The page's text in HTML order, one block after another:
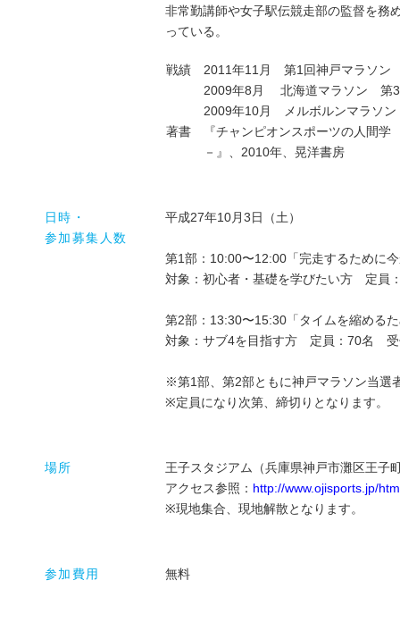
非常勤講師や女子駅伝競走部の監督を務
っている。
戦績
2011年11月 第1回神戸マラソン
2009年8月 北海道マラソン 第3
2009年10月 メルボルンマラソ
著書
『チャンピオンスポーツの人間
－』、2010年、晃洋書房
日時・
参加募集人数
平成27年10月3日（土）
第1部：10:00〜12:00「完走するために
対象：初心者・基礎を学びたい方 定員
第2部：13:30〜15:30「タイムを縮める
対象：サブ4を目指す方 定員：70名 受
※第1部、第2部ともに神戸マラソン当選
※定員になり次第、締切りとなります。
場所
王子スタジアム（兵庫県神戸市灘区王子
アクセス参照： http://www.ojisports.jp/
※現地集合、現地解散となります。
参加費用 無料